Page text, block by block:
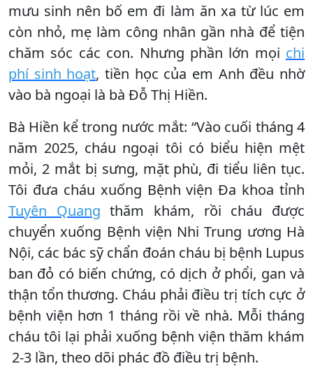
mưu sinh nên bố em đi làm ăn xa từ lúc em
còn nhỏ, mẹ làm công nhân gần nhà để tiện
chăm sóc các con. Nhưng phần lớn mọi chi
phí sinh hoạt, tiền học của em Anh đều nhờ
vào bà ngoại là bà Đỗ Thị Hiền.
Bà Hiền kể trong nước mắt: “Vào cuối tháng 4
năm 2025, cháu ngoại tôi có biểu hiện mệt
mỏi, 2 mắt bị sưng, mặt phù, đi tiểu liên tục.
Tôi đưa cháu xuống Bệnh viện Đa khoa tỉnh
Tuyên Quang thăm khám, rồi cháu được
chuyển xuống Bệnh viện Nhi Trung ương Hà
Nội, các bác sỹ chẩn đoán cháu bị bệnh Lupus
ban đỏ có biến chứng, có dịch ở phổi, gan và
thận tổn thương. Cháu phải điều trị tích cực ở
bệnh viện hơn 1 tháng rồi về nhà. Mỗi tháng
cháu tôi lại phải xuống bệnh viện thăm khám
2-3 lần, theo dõi phác đồ điều trị bệnh.